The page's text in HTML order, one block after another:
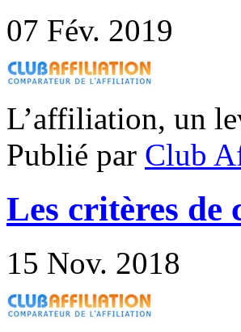
07 Fév. 2019
L’affiliation, un
Publié par Club
Les critères de
15 Nov. 2018